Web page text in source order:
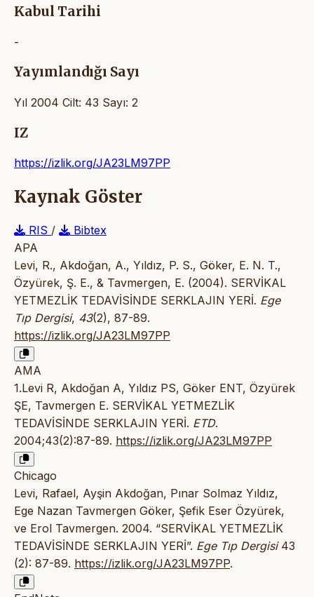
Kabul Tarihi
-
Yayımlandığı Sayı
Yıl 2004 Cilt: 43 Sayı: 2
IZ
https://izlik.org/JA23LM97PP
Kaynak Göster
RIS /
Bibtex
APA
Levi, R., Akdoğan, A., Yıldız, P. S., Göker, E. N. T.,
Özyürek, Ş. E., & Tavmergen, E. (2004). SERVİKAL
YETMEZLİK TEDAVİSİNDE SERKLAJIN YERİ. Ege
Tıp Dergisi, 43(2), 87-89.
https://izlik.org/JA23LM97PP
AMA
1.Levi R, Akdoğan A, Yıldız PS, Göker ENT, Özyürek
ŞE, Tavmergen E. SERVİKAL YETMEZLİK
TEDAVİSİNDE SERKLAJIN YERİ. ETD.
2004;43(2):87-89. https://izlik.org/JA23LM97PP
Chicago
Levi, Rafael, Ayşin Akdoğan, Pınar Solmaz Yıldız,
Ege Nazan Tavmergen Göker, Şefik Eser Özyürek,
ve Erol Tavmergen. 2004. “SERVİKAL YETMEZLİK
TEDAVİSİNDE SERKLAJIN YERİ”. Ege Tıp Dergisi43
(2): 87-89. https://izlik.org/JA23LM97PP.